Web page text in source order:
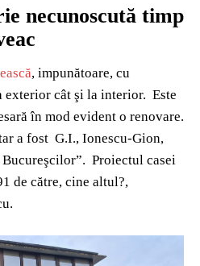
necunoscută timp
, impunătoare, cu
exterior cât şi la interior. Este
în mod evident o renovare.
a fost G.I., Ionescu-Gion,
Proiectul casei
de către, cine altul?,